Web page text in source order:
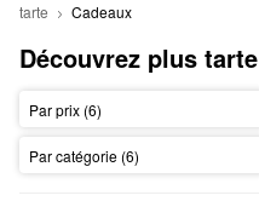
tarte Cadeaux
Découvrez plus tarte
Par prix (6)
Par catégorie (6)